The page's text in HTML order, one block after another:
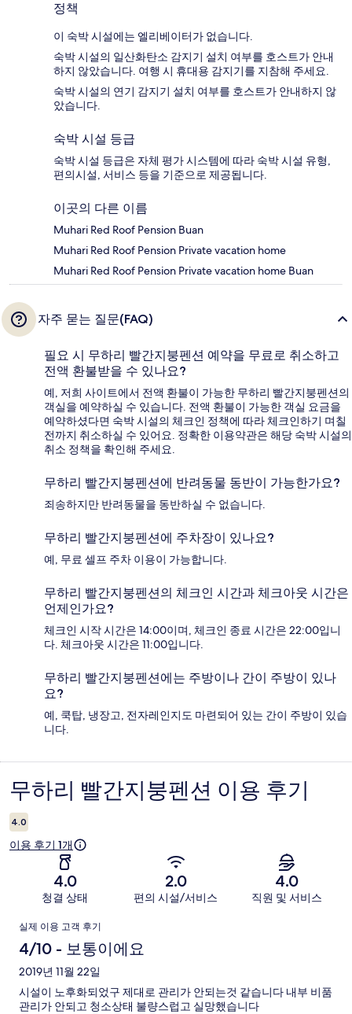
정책
이 숙박 시설에는 엘리베이터가 없습니다.
숙박 시설의 일산화탄소 감지기 설치 여부를 호스트가 안내
하지 않았습니다. 여행 시 휴대용 감지기를 지참해 주세요.
숙박 시설의 연기 감지기 설치 여부를 호스트가 안내하지 않
았습니다.
숙박 시설 등급
숙박 시설 등급은 자체 평가 시스템에 따라 숙박 시설 유형,
편의시설, 서비스 등을 기준으로 제공됩니다.
이곳의 다른 이름
Muhari Red Roof Pension Buan
Muhari Red Roof Pension Private vacation home
Muhari Red Roof Pension Private vacation home Buan
자주 묻는 질문(FAQ)
필요 시 무하리 빨간지붕펜션 예약을 무료로 취소하고
전액 환불받을 수 있나요?
예, 저희 사이트에서 전액 환불이 가능한 무하리 빨간지붕펜션의
객실을 예약하실 수 있습니다. 전액 환불이 가능한 객실 요금을
예약하셨다면 숙박 시설의 체크인 정책에 따라 체크인하기 며칠
전까지 취소하실 수 있어요. 정확한 이용약관은 해당 숙박 시설의
취소 정책을 확인해 주세요.
무하리 빨간지붕펜션에 반려동물 동반이 가능한가요?
죄송하지만 반려동물을 동반하실 수 없습니다.
무하리 빨간지붕펜션에 주차장이 있나요?
예, 무료 셀프 주차 이용이 가능합니다.
무하리 빨간지붕펜션의 체크인 시간과 체크아웃 시간은
언제인가요?
체크인 시작 시간은 14:00이며, 체크인 종료 시간은 22:00입니
다. 체크아웃 시간은 11:00입니다.
무하리 빨간지붕펜션에는 주방이나 간이 주방이 있나
요?
예, 쿡탑, 냉장고, 전자레인지도 마련되어 있는 간이 주방이 있습
니다.
이
용
후
무하리 빨간지붕펜션 이용 후기
4.0
이용 후기 1개
4.0
청결 상태
2.0
편의 시설/서비스
4.0
직원 및 서비스
이
용
후
기
실제 이용 고객 후기
4/10 - 보통이에요
2019년 11월 22일
시설이 노후화되었구 제대로 관리가 안되는것 같습니다 내부 비품
관리가 안되고 청소상태 불량스럽고 실망했습니다